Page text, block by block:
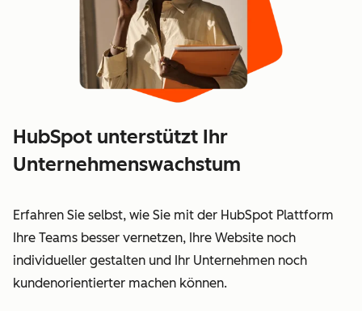
HubSpot unterstützt Ihr
Unternehmenswachstum
Erfahren Sie selbst, wie Sie mit der HubSpot Plattform
Ihre Teams besser vernetzen, Ihre Website noch
individueller gestalten und Ihr Unternehmen noch
kundenorientierter machen können.